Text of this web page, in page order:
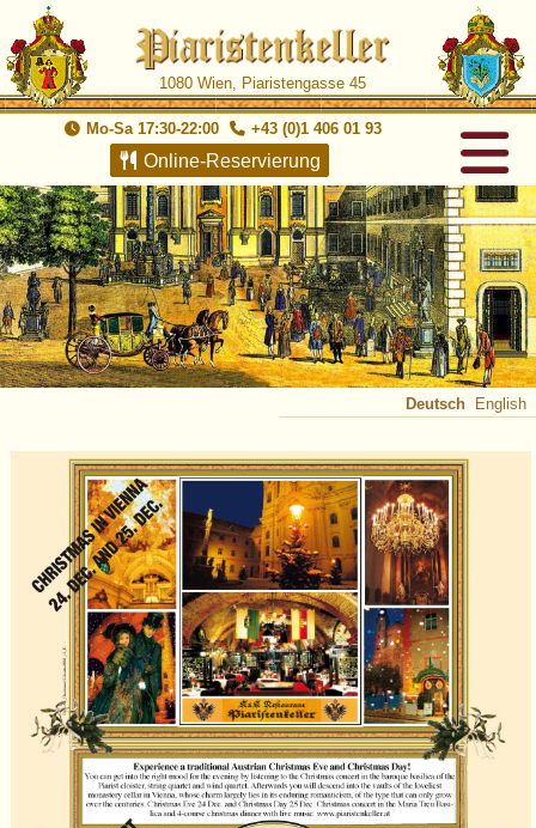
1080 Wien, Piaristengasse 45
Mo-Sa 17:30-22:00 +43 (0)1 406 01 93
Online-Reservierung
Deutsch English